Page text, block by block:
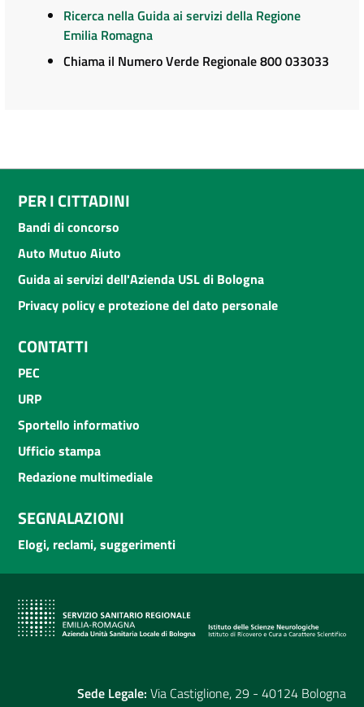
Ricerca nella Guida ai servizi della Regione
Emilia Romagna
Chiama il Numero Verde Regionale 800 033033
PER I CITTADINI
Bandi di concorso
Auto Mutuo Aiuto
Guida ai servizi dell'Azienda USL di Bologna
Privacy policy e protezione del dato personale
CONTATTI
PEC
URP
Sportello informativo
Ufficio stampa
Redazione multimediale
SEGNALAZIONI
Elogi, reclami, suggerimenti
Sede Legale: Via Castiglione, 29 - 40124 Bologna